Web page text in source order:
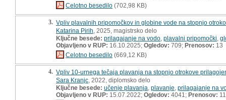
Celotno besedilo (702,98 KB)
3. Vpliv plavalnih pripomočkov in globine vode na stopnjo
Katarina Pirih , 2025, magistrsko delo
Ključne besede: prilagajanje na vodo plavalni pripomočki
Objavljeno v RUP: 16.10.2025; Ogledov: 709; Prenosov: 13
Celotno besedilo (669,12 KB)
4. Vpliv 10-urnega tečaja plavanja na stopnjo otrokove
Sara Kranjc , 2022, diplomsko delo
Ključne besede: učenje plavanja plavanje prilagajanje na
Objavljeno v RUP: 15.07.2022; Ogledov: 4041; Prenosov: